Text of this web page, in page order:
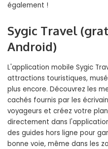
également !
Sygic Travel
Android)
L'application mobile Sygic
attractions touristiques,
plus encore. Découvrez les
cachés fournis par les
voyageurs et créez votre
directement dans
des guides hors ligne pour
bonne voie, même dans les